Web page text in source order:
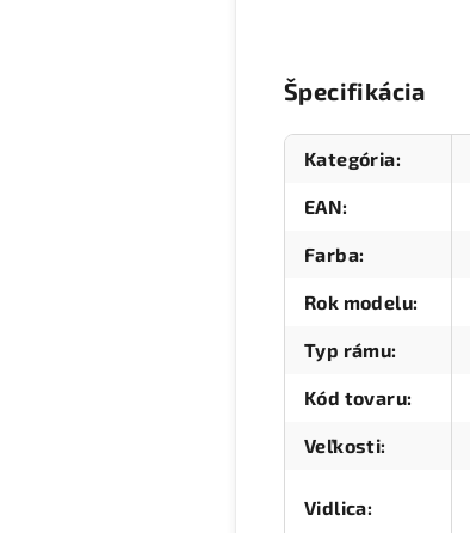
Špecifikácia
Kategória:
EAN:
Farba:
Rok modelu:
Typ rámu:
Kód tovaru:
Veľkosti:
Vidlica: